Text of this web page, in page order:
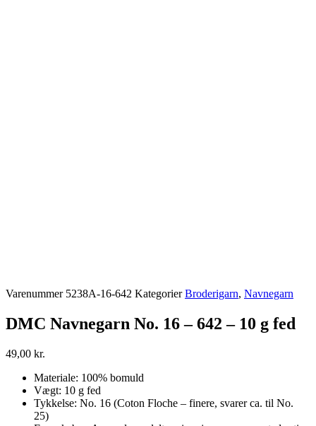
Varenummer 5238A-16-642 Kategorier Broderigarn, Navnegarn
DMC Navnegarn No. 16 – 642 – 10 g fed
49,00 kr.
Materiale: 100% bomuld
Vægt: 10 g fed
Tykkelse: No. 16 (Coton Floche – finere, svarer ca. til No.
25)